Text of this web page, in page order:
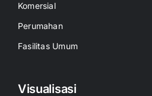
Komersial
Perumahan
Fasilitas Umum
Visualisasi